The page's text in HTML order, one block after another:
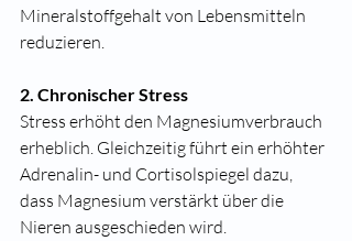
Mineralstoffgehalt von Lebensmitteln
reduzieren.
2. Chronischer Stress
Stress erhöht den Magnesiumverbrauch
erheblich. Gleichzeitig führt ein erhöhter
Adrenalin- und Cortisolspiegel dazu,
dass Magnesium verstärkt über die
Nieren ausgeschieden wird.